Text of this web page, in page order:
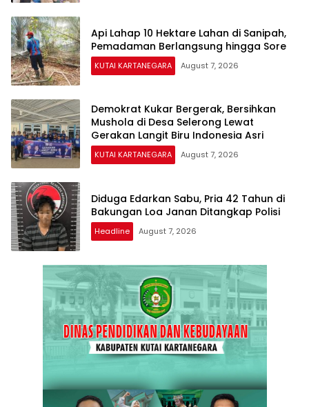
Api Lahap 10 Hektare Lahan di Sanipah,
Pemadaman Berlangsung hingga Sore
KUTAI KARTANEGARA August 7, 2026
Demokrat Kukar Bergerak, Bersihkan
Mushola di Desa Selerong Lewat
Gerakan Langit Biru Indonesia Asri
KUTAI KARTANEGARA August 7, 2026
Diduga Edarkan Sabu, Pria 42 Tahun di
Bakungan Loa Janan Ditangkap Polisi
Headline August 7, 2026